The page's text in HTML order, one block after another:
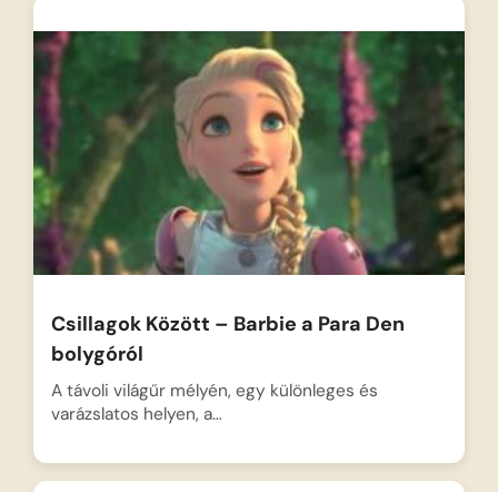
Csillagok Között – Barbie a Para Den
bolygóról
A távoli világűr mélyén, egy különleges és
varázslatos helyen, a…